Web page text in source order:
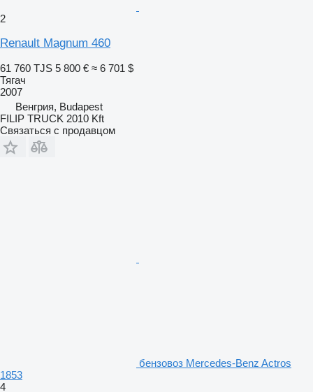
2
Renault Magnum 460
61 760 TJS 5 800 € ≈ 6 701 $
Тягач
2007
Венгрия, Budapest
FILIP TRUCK 2010 Kft
Связаться с продавцом
бензовоз Mercedes-Benz Actros
1853
4